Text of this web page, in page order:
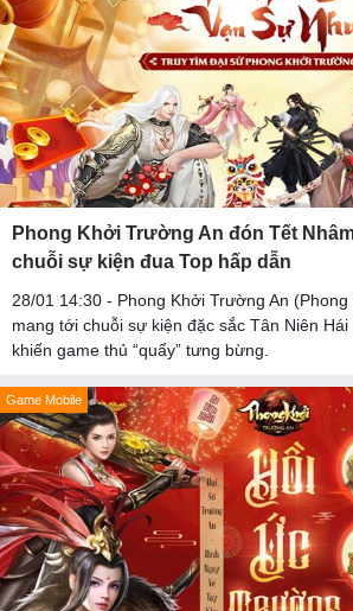
Phong Khởi Trường An đón Tết
chuỗi sự kiện đua Top hấp dẫn
28/01 14:30 - Phong Khởi Trường An (Phong
mang tới chuỗi sự kiện đặc sắc Tân Niên
khiến game thủ “quẩy” tưng bừng.
Game Mobile